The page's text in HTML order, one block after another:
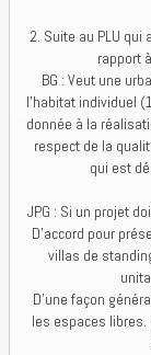
2. Suite au PLU qui
rapport
BG : Veut une
l’habitat individuel
donnée à la
respect de la
qui est
JPG : Si un projet
D'accord pour
villas de
D'une façon
les espaces